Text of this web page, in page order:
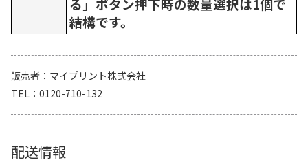
る」ボタン押下時の数量選択は1個で
結構です。
販売者
マイプリント株式会社
TEL
0120-710-132
配送情報